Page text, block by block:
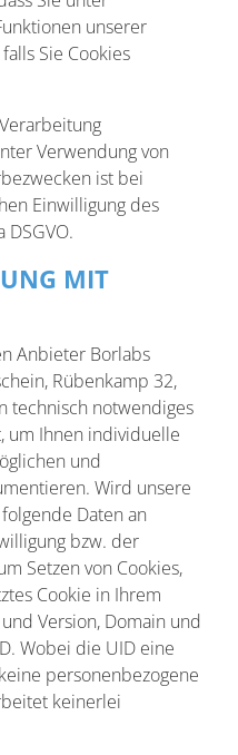
unserer
Sie Cookies
Verwendung von
ist bei
Einwilligung des
DSGVO.
MIT
Anbieter Borlabs
Rübenkamp 32,
technisch notwendiges
um Ihnen individuelle
und
Wird unsere
Daten an
bzw. der
Setzen von Cookies,
Cookie in Ihrem
Version, Domain und
Wobei die UID eine
personenbezogene
keinerlei